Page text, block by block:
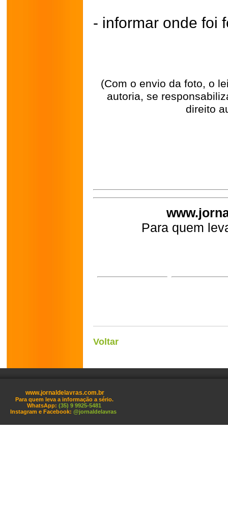
- informar onde foi
(Com o envio da foto, o
autoria, se
direito
Para quem
Voltar
www.jornaldelavras.com.br
Para quem leva a informação a sério.
WhatsApp: (35) 9 9925-5481
Instagram e Facebook: @jornaldelavras